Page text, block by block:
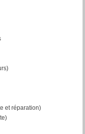
et réparation)